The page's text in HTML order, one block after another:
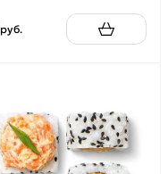
руб.